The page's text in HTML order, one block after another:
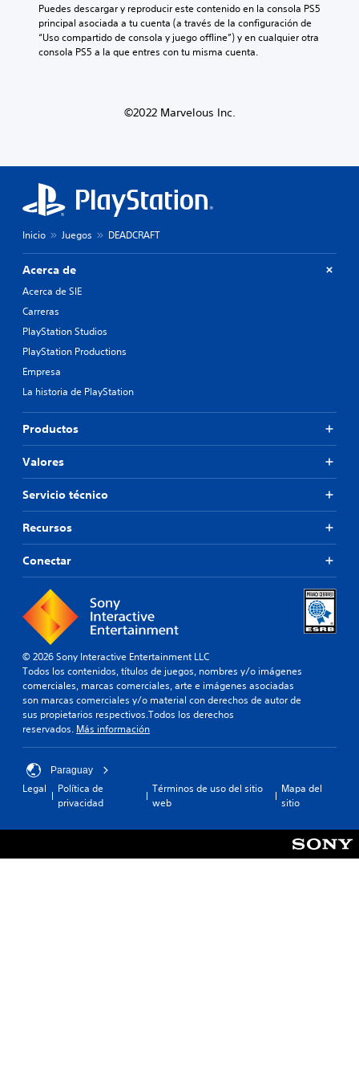
Puedes descargar y reproducir este contenido en la consola PS5
principal asociada a tu cuenta (a través de la configuración de
“Uso compartido de consola y juego offline”) y en cualquier otra
consola PS5 a la que entres con tu misma cuenta.
©2022 Marvelous Inc.
Inicio Juegos DEADCRAFT
Acerca de
Acerca de SIE
Carreras
PlayStation Studios
PlayStation Productions
Empresa
La historia de PlayStation
Productos
Valores
Servicio técnico
Recursos
Conectar
© 2026 Sony Interactive Entertainment LLC
Todos los contenidos, títulos de juegos, nombres y/o imágenes
comerciales, marcas comerciales, arte e imágenes asociadas
son marcas comerciales y/o material con derechos de autor de
sus propietarios respectivos.Todos los derechos
reservados. Más información
Paraguay
Legal
Política de
privacidad
Términos de uso del sitio
web
Mapa del
sitio